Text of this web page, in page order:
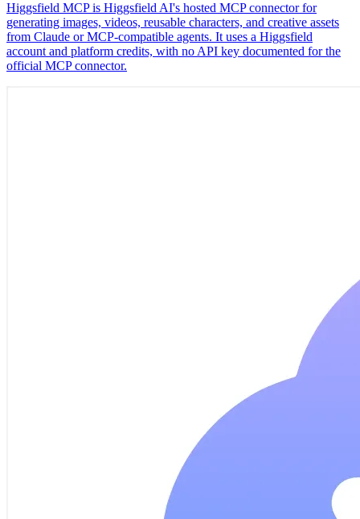
Higgsfield MCP is Higgsfield AI's hosted MCP connector for
generating images, videos, reusable characters, and creative assets
from Claude or MCP-compatible agents. It uses a Higgsfield
account and platform credits, with no API key documented for the
official MCP connector.